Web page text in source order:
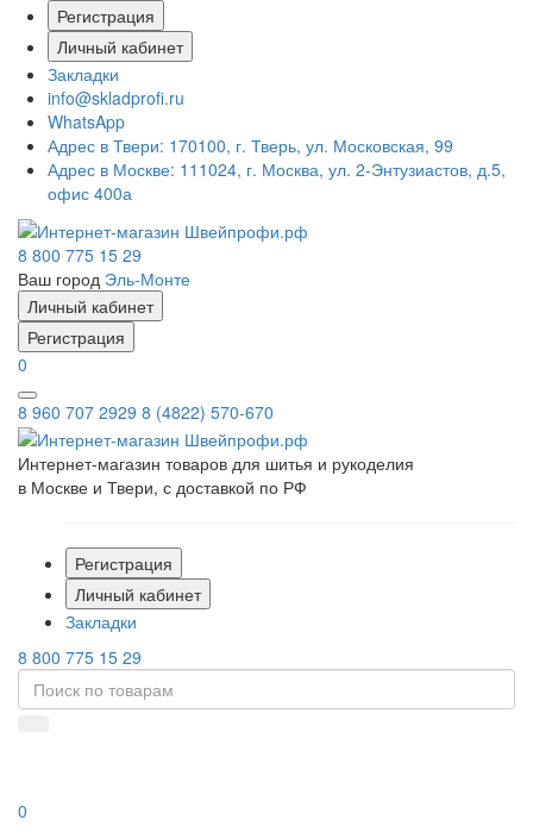
Регистрация
Личный кабинет
Закладки
info@skladprofi.ru
WhatsApp
Адрес в Твери: 170100, г. Тверь, ул. Московская, 99
Адрес в Москве: 111024, г. Москва, ул. 2-Энтузиастов, д.5,
офис 400а
8 800 775 15 29
Ваш город Эль-Монте
Личный кабинет
Регистрация
0
8 960 707 2929 8 (4822) 570-670
Интернет-магазин товаров для шитья и рукоделия
в Москве и Твери, с доставкой по РФ
Регистрация
Личный кабинет
Закладки
8 800 775 15 29
0